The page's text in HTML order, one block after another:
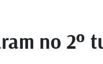
no 2º